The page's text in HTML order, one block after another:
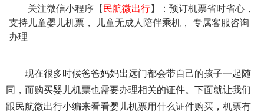
关注微信小程序【 民航微出行】：预订机票省时省心，
支持儿童婴儿机票， 儿童无成人陪伴乘机， 专属客服咨询
办理
现在很多时候爸爸妈妈出远门都会带自己的孩子一起随
同，而购买婴儿机票也需要办理相关的证件。下面就让我们
跟民航微出行小编来看看婴儿机票用什么证件购买，机票有